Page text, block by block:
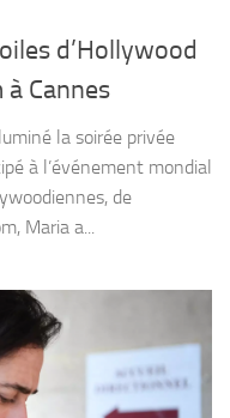
d’Hollywood
Cannes
la soirée privée
à l’événement mondial
de
Maria a...